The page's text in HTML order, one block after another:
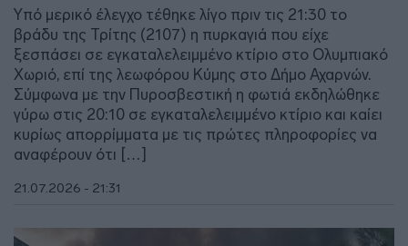
Υπό μερικό έλεγχο τέθηκε λίγο πριν τις 21:30 το
βράδυ της Τρίτης (2107) η πυρκαγιά που είχε
ξεσπάσει σε εγκαταλελειμμένο κτίριο στο Ολυμπιακό
Χωριό, επί της λεωφόρου Κύμης στο Δήμο Αχαρνών.
Σύμφωνα με την Πυροσβεστική η φωτιά εκδηλώθηκε
γύρω στις 20:10 σε εγκαταλελειμμένο κτίριο και καίει
κυρίως απορρίμματα με τις πρώτες πληροφορίες να
αναφέρουν ότι […]
21.07.2026 - 21:31